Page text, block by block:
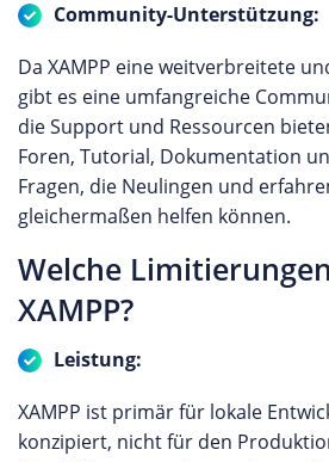
Community-Unterstützung:
Da XAMPP eine weitverbreitete
gibt es eine umfangreiche
die Support und Ressourcen
Foren, Tutorial, Dokumentation
Fragen, die Neulingen und
gleichermaßen helfen können.
Welche
XAMPP?
Leistung:
XAMPP ist primär für lokale
konzipiert, nicht für den